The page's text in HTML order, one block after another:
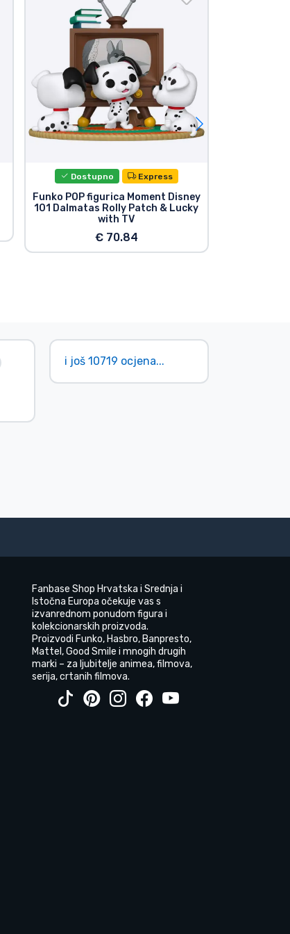
Dostupno Express
Funko POP figurica Moment Disney
101 Dalmatas Rolly Patch & Lucky
with TV
€ 70.84
i još 10719 ocjena...
Fanbase Shop Hrvatska i Srednja i
Istočna Europa očekuje vas s
izvanrednom ponudom figura i
kolekcionarskih proizvoda.
Proizvodi Funko, Hasbro, Banpresto,
Mattel, Good Smile i mnogih drugih
marki – za ljubitelje animea, filmova,
serija, crtanih filmova.